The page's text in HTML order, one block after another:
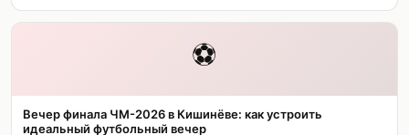
⚽
Вечер финала ЧМ-2026 в Кишинёве: как устроить
идеальный футбольный вечер